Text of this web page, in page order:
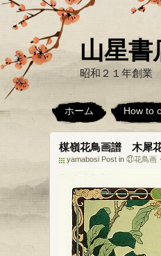
山星
昭和２１年創業
ホーム How to
楳嶺花鳥画譜 木犀
yamabosi Post in ㉑花鳥画